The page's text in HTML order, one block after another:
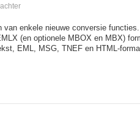
enkele nieuwe conversie
(en optionele MBOX en MBX)
EML, MSG, TNEF en HTML-